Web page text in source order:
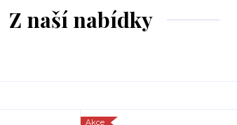
Z naší nabídky
Akce